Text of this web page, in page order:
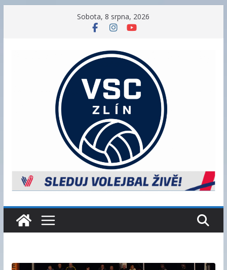
Sobota, 8 srpna, 2026